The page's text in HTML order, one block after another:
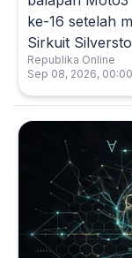
ke-16 setelah
Sirkuit
Republika Online
Sep 08, 2026,